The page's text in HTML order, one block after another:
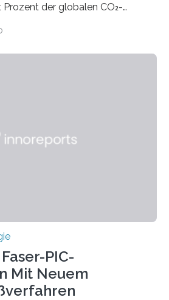
der globalen CO₂-
am Paul Scherrer Institut PSI
für baufertigen Zement. Wenig
PIC-
Mit Neuem